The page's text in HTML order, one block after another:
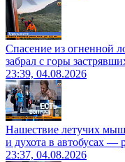
Спасение из огненной
забрал с горы
23:39, 04.08.2026
Нашествие летучих
и духота в автобусах —
23:37, 04.08.2026